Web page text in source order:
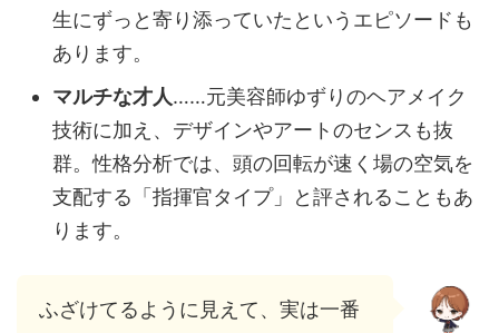
生にずっと寄り添っていたというエピソードも
あります。
マルチな才人……元美容師ゆずりのヘアメイク
技術に加え、デザインやアートのセンスも抜
群。性格分析では、頭の回転が速く場の空気を
支配する「指揮官タイプ」と評されることもあ
ります。
ふざけてるように見えて、実は一番